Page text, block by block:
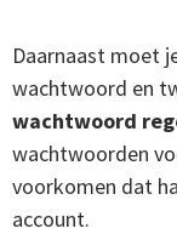
Daarnaast moet
wachtwoord en
wachtwoord
wachtwoorden
voorkomen dat
account.